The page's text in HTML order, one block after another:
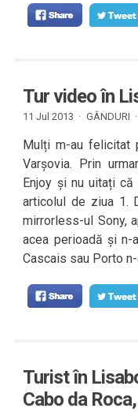
Tur video în
11 Jul 2013 · GÂNDURI ·
Mulți m-au felicitat
Varșovia. Prin
Enjoy și nu uitați
articolul de ziua 1.
mirrorless-ul Sony,
acea perioadă și n-
Cascais sau Porto
Turist în
Cabo da